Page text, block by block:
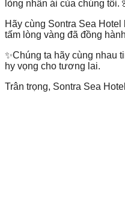
lòng nhân ái của chúng tôi.
Hãy cùng Sontra Sea
tấm lòng vàng đã đồng
✨Chúng ta hãy cùng nhau
hy vọng cho tương lai.
Trân trọng, Sontra Sea Hotel